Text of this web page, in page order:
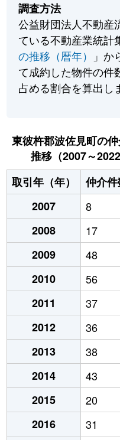
調査方法
公益財団法人不動産
ている不動産業統計
の推移（暦年）
」か
て成約した物件の件
占める割合を算出し
東彼杵郡波佐見町の
推移（2007～2022
取引年（年）
仲介件
2007
8
2008
17
2009
48
2010
56
2011
37
2012
36
2013
38
2014
43
2015
20
2016
31